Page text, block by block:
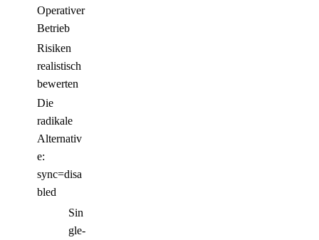
Operativer
Betrieb
Risiken
realistisch
bewerten
Die
radikale
Alternativ
e:
sync=disa
bled
Sin
gle-